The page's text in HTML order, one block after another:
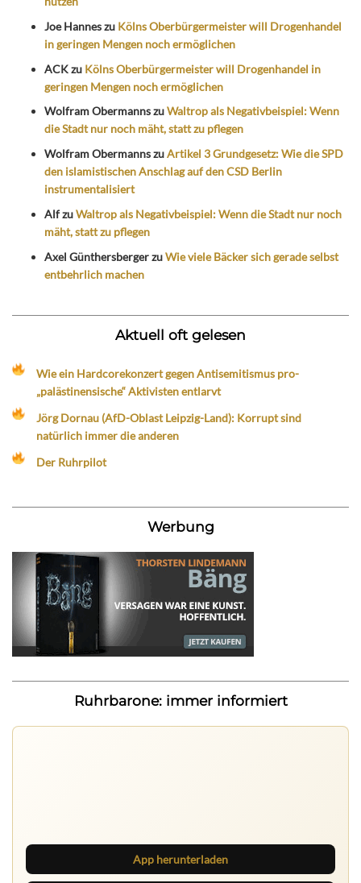
Joe Hanneszu Kölns Oberbürgermeister will Drogenhandel
in geringen Mengen noch ermöglichen
ACKzu Kölns Oberbürgermeister will Drogenhandel in
geringen Mengen noch ermöglichen
Wolfram ObermannszuWaltrop als Negativbeispiel: Wenn
die Stadt nur noch mäht, statt zu pflegen
Wolfram ObermannszuArtikel 3 Grundgesetz: Wie die SPD
den islamistischen Anschlag auf den CSD Berlin
instrumentalisiert
AlfzuWaltrop als Negativbeispiel: Wenn die Stadt nur noch
mäht, statt zu pflegen
Axel GünthersbergerzuWie viele Bäcker sich gerade selbst
entbehrlich machen
Aktuell oft gelesen
Wie ein Hardcorekonzert gegen Antisemitismus pro-
„palästinensische“ Aktivisten entlarvt
Jörg Dornau (AfD-Oblast Leipzig-Land): Korrupt sind
natürlich immer die anderen
Der Ruhrpilot
Werbung
Ruhrbarone: immer informiert
App herunterladen